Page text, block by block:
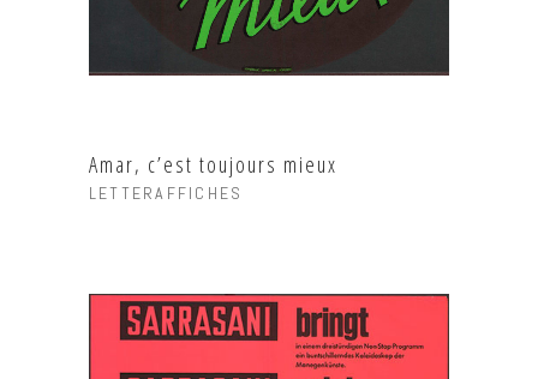
Amar, c’est toujours mieux
LETTERAFFICHES